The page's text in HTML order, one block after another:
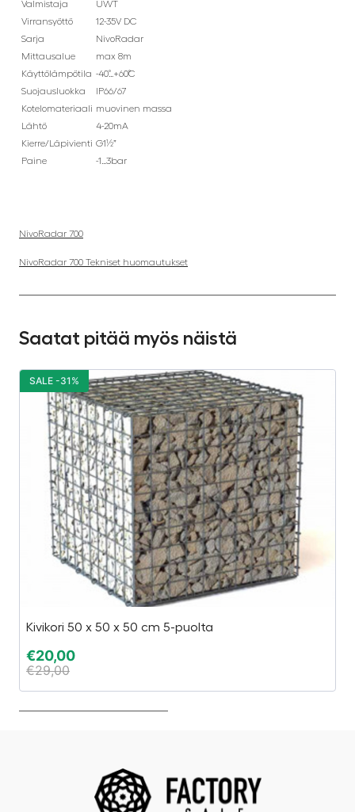
Valmistaja
UWT
Virransyöttö
12-35V DC
Sarja
NivoRadar
Mittausalue
max 8m
Käyttölämpötila -40˚…+60˚C
Suojausluokka
IP66/67
Kotelomateriaali muovinen massa
Lähtö
4-20mA
Kierre/Läpivienti G1½”
Paine
-1…3bar
NivoRadar 700
NivoRadar 700 Tekniset huomautukset
Saatat pitää myös näistä
Kivikori 50 x 50 x 50 cm 5-puolta
€20,00
€29,00
SALE -31%